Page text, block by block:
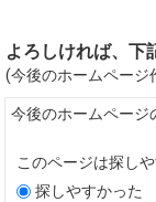
よろしければ、下
(今後のホームページ
今後のホームページ
このページは探し
探しやすかった